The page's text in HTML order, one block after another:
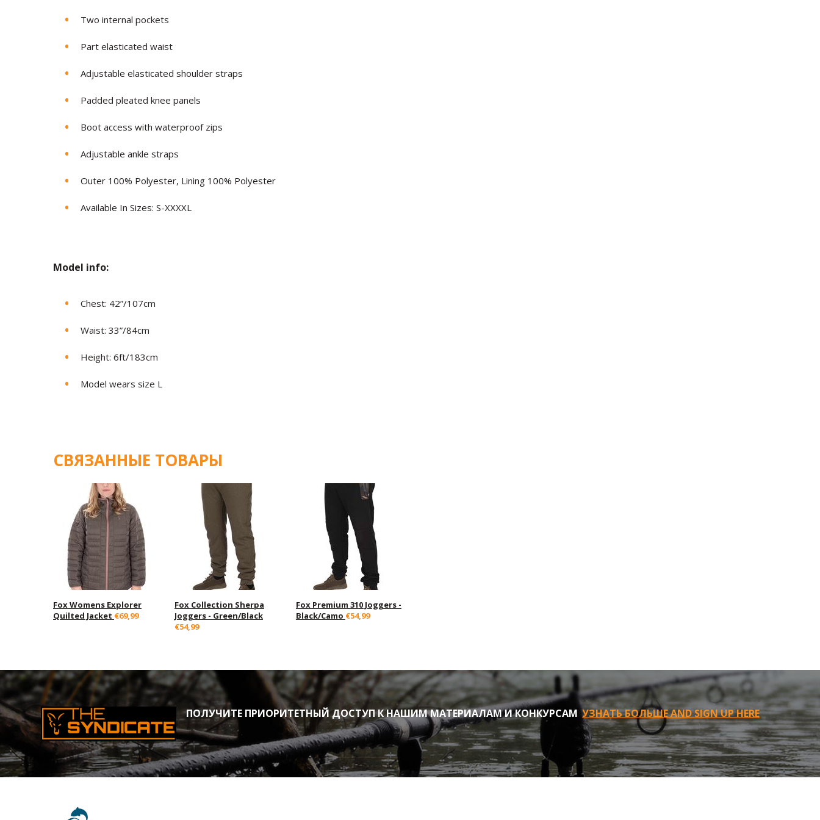
Two internal pockets
Part elasticated waist
Adjustable elasticated shoulder straps
Padded pleated knee panels
Boot access with waterproof zips
Adjustable ankle straps
Outer 100% Polyester, Lining 100% Polyester
Available In Sizes: S-XXXXL
Model info:
Chest: 42”/107cm
Waist: 33”/84cm
Height: 6ft/183cm
Model wears size L
СВЯЗАННЫЕ ТОВАРЫ
Fox Womens Explorer
Quilted Jacket €69,99
Fox Collection Sherpa
Joggers - Green/Black
€54,99
Fox Premium 310 Joggers -
Black/Camo €54,99
ПОЛУЧИТЕ ПРИОРИТЕТНЫЙ ДОСТУП К НАШИМ МАТЕРИАЛАМ И КОНКУРСАМ УЗНАТЬ БОЛЬШЕ AND SIGN UP HERE